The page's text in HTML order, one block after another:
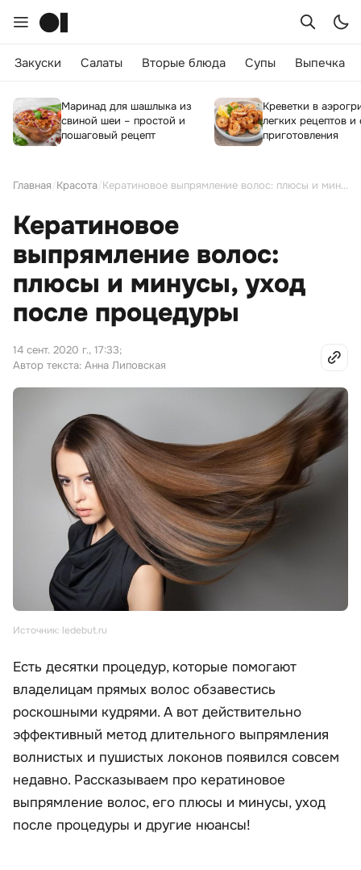
Закуски Салаты Вторые блюда Супы Выпечка
Маринад для шашлыка из
свиной шеи – простой и
пошаговый рецепт
Креветки в
легких рецептов и
приготовления
Главная Красота Кератиновое выпрямление волос: плюсы и минусы, уход после процедуры
Кератиновое
выпрямление волос:
плюсы и минусы, уход
после процедуры
14 сент. 2020 г., 17:33;
Автор текста: Анна Липовская
Источник: ledebut.ru
Есть десятки процедур, которые помогают
владелицам прямых волос обзавестись
роскошными кудрями. А вот действительно
эффективный метод длительного выпрямления
волнистых и пушистых локонов появился совсем
недавно. Рассказываем про кератиновое
выпрямление волос, его плюсы и минусы, уход
после процедуры и другие нюансы!